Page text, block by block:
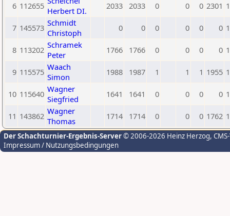
6 112655 Herbert DI.
2033 2033 0 0 0 2301
7 145573 Schmidt
Christoph
0 0 0 0 0 0
8 113202 Schramek
Peter
1766 1766 0 0 0 0
9 115575 Waach
Simon
1988 1987 1 1 1 1955
10 115640 Wagner
Siegfried
1641 1641 0 0 0 0
11 143862 Wagner
Thomas
1714 1714 0 0 0 1762
Der Schachturnier-Ergebnis-Server© 2006-2026 Heinz Herzog,
Impressum / Nutzungsbedingungen